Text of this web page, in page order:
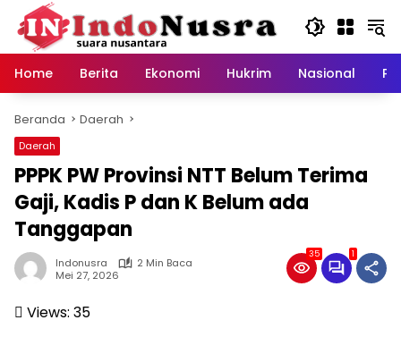
Langsung
konten
Home
Berita Ekonomi Hukrim Nasional
Beranda Daerah
Daerah
PPPK PW Provinsi NTT Belum Terima
Gaji, Kadis P dan K Belum ada
Tanggapan
Indonusra
2 Min Baca
Mei 27, 2026
35 1
Views: 35